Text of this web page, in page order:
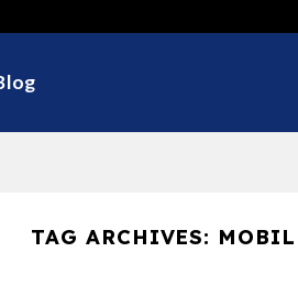
TAG ARCHIVES: